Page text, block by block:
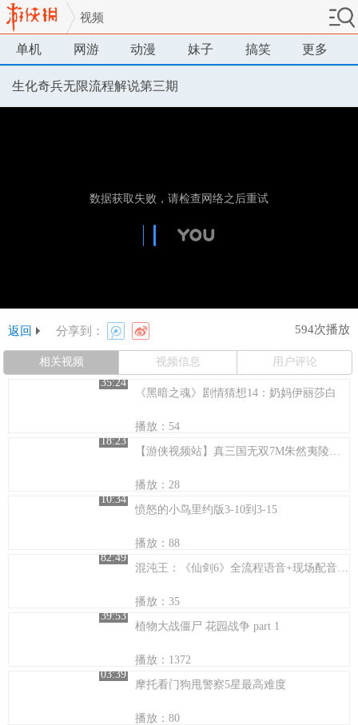
视频
单机 网游 动漫 妹子 搞笑 更多
生化奇兵无限流程解说第三期
返回 分享到： 594次播放
相关视频 视频信息
用户评论
35:24
《黑暗之魂》剧情猜想14：奶妈伊丽莎白
播放：54
18:23
【游侠视频站】真三国无双7M朱然夷陵追击战
播放：28
10:34
愤怒的小鸟里约版3-10到3-15
播放：88
82:49
混沌王：《仙剑6》全流程语音+现场配音剧情解说（第十八期 重返天晴之海）
播放：35
39:53
植物大战僵尸 花园战争 part 1
播放：1372
03:39
摩托看门狗甩警察5星最高难度
播放：80